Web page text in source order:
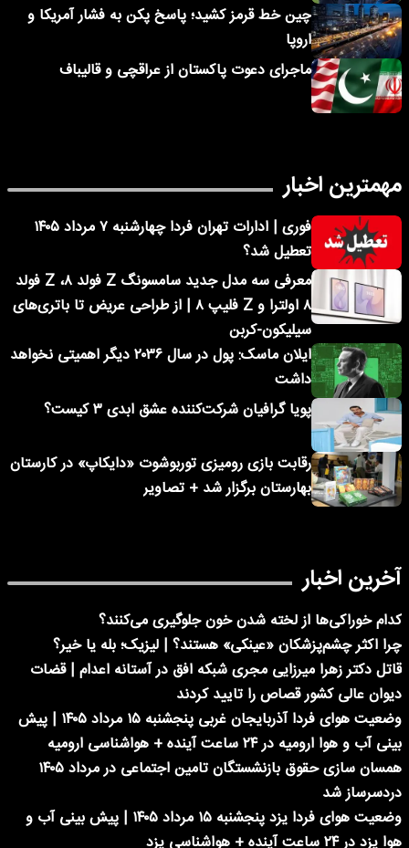
چین خط قرمز کشید؛ پاسخ پکن به فشار آمریکا و
اروپا
ماجرای دعوت پاکستان از عراقچی و قالیباف
مهمترین اخبار
فوری | ادارات تهران فردا چهارشنبه ۷ مرداد ۱۴۰۵
تعطیل شد؟
معرفی سه مدل جدید سامسونگ Z فولد ۸، Z فولد
۸ اولترا و Z فلیپ ۸ | از طراحی عریض تا باتری‌های
سیلیکون-کربن
ایلان ماسک: پول در سال ۲۰۳۶ دیگر اهمیتی نخواهد
داشت
پویا گرافیان شرکت‌کننده عشق ابدی ۳ کیست؟
رقابت بازی رومیزی توربوشوت «دایکاپ» در کارستان
بهارستان برگزار شد + تصاویر
آخرین اخبار
کدام خوراکی‌ها از لخته شدن خون جلوگیری می‌کنند؟
چرا اکثر چشم‌پزشکان «عینکی» هستند؟ | لیزیک؛ بله یا خیر؟
قاتل دکتر زهرا میرزایی مجری شبکه افق در آستانه اعدام | قضات
دیوان عالی کشور قصاص را تایید کردند
وضعیت هوای فردا آذربایجان غربی پنجشنبه ۱۵ مرداد ۱۴۰۵ | پیش
بینی آب و هوا ارومیه در ۲۴ ساعت آینده + هواشناسی ارومیه
همسان سازی حقوق بازنشستگان تامین اجتماعی در مرداد ۱۴۰۵
دردسرساز شد
وضعیت هوای فردا یزد پنجشنبه ۱۵ مرداد ۱۴۰۵ | پیش بینی آب و
هوا یزد در ۲۴ ساعت آینده + هواشناسی یزد